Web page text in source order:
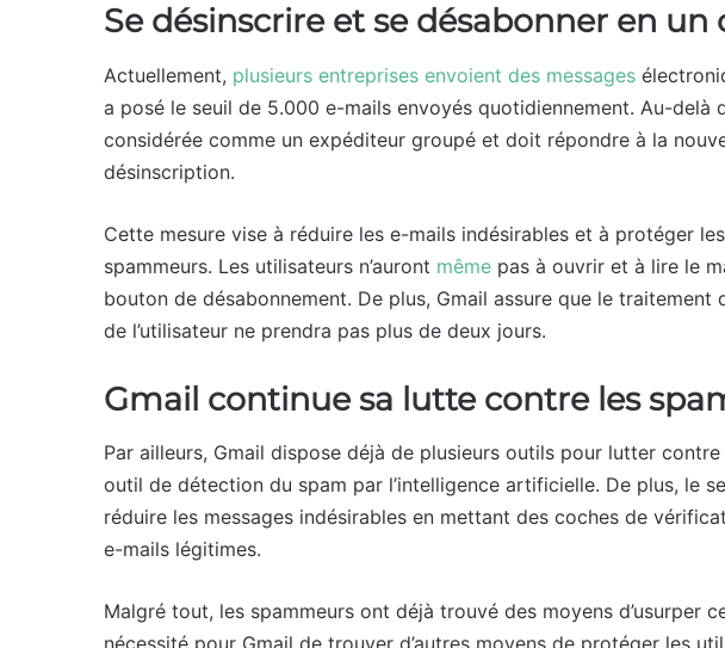
Se désinscrire et se désabonner en un
Actuellement, plusieurs entreprises envoient des messages
a posé le seuil de 5.000 e-mails envoyés quotidiennement. Au-delà
considérée comme un expéditeur groupé et doit répondre à la
désinscription.
Cette mesure vise à réduire les e-mails indésirables et à protéger
spammeurs. Les utilisateurs n’auront même pas à ouvrir et à lire le
bouton de désabonnement. De plus, Gmail assure que le traitement
de l’utilisateur ne prendra pas plus de deux jours.
Gmail continue sa lutte contre les
Par ailleurs, Gmail dispose déjà de plusieurs outils pour lutter
outil de détection du spam par l’intelligence artificielle. De plus, le
réduire les messages indésirables en mettant des coches de
e-mails légitimes.
Malgré tout, les spammeurs ont déjà trouvé des moyens d’usurper
nécessité pour Gmail de trouver d’autres moyens de protéger les